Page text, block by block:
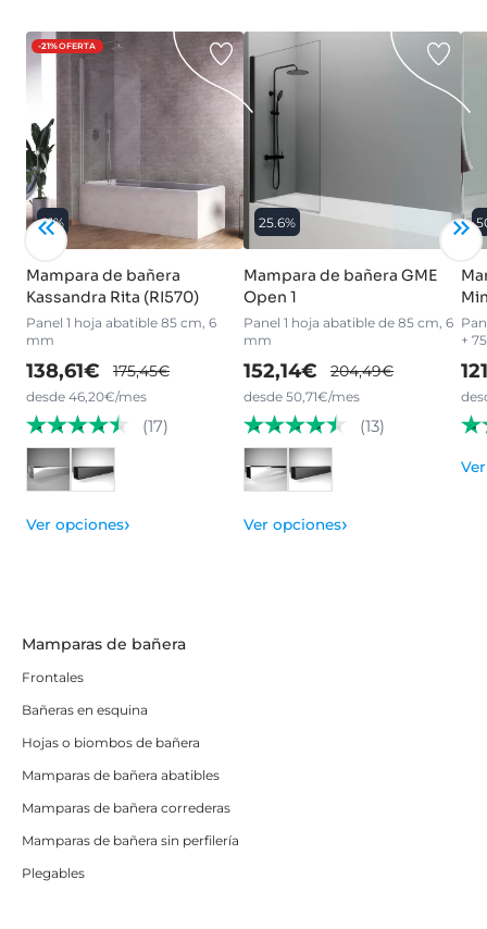
-21%OFERTA
21%
Mampara de bañera
Kassandra Rita (RI570)
Panel 1 hoja abatible 85 cm, 6
mm
138,61€ 175,45€
desde 46,20€/mes
(17)
Ver opciones›
25.6%
Mampara de bañera GME
Open 1
Panel 1 hoja abatible de 85 cm, 6
mm
152,14€ 204,49€
desde 50,71€/mes
(13)
Ver opciones›
+
Mamparas de bañera
Frontales
Bañeras en esquina
Hojas o biombos de bañera
Mamparas de bañera abatibles
Mamparas de bañera correderas
Mamparas de bañera sin perfilería
Plegables